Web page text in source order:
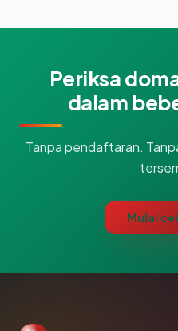
Periksa
dalam
Tanpa pendaftaran.
Mulai